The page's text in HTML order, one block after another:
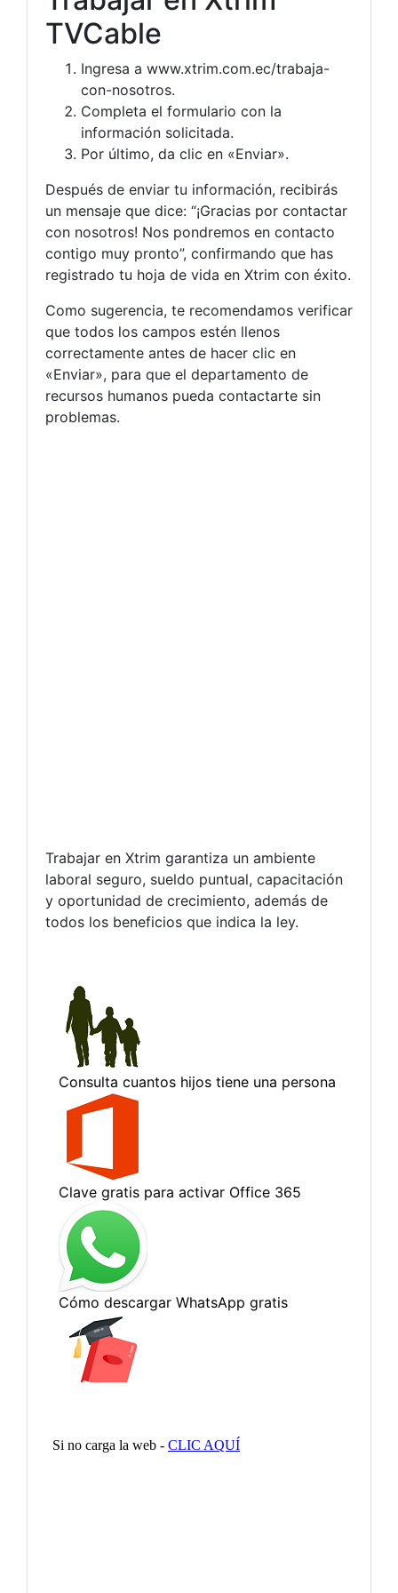
TVCable
Ingresa a www.xtrim.com.ec/trabaja-
con-nosotros.
Completa el formulario con la
información solicitada.
Por último, da clic en «Enviar».
Después de enviar tu información, recibirás
un mensaje que dice: “¡Gracias por contactar
con nosotros! Nos pondremos en contacto
contigo muy pronto”, confirmando que has
registrado tu hoja de vida en Xtrim con éxito.
Como sugerencia, te recomendamos verificar
que todos los campos estén llenos
correctamente antes de hacer clic en
«Enviar», para que el departamento de
recursos humanos pueda contactarte sin
problemas.
Trabajar en Xtrim garantiza un ambiente
laboral seguro, sueldo puntual, capacitación
y oportunidad de crecimiento, además de
todos los beneficios que indica la ley.